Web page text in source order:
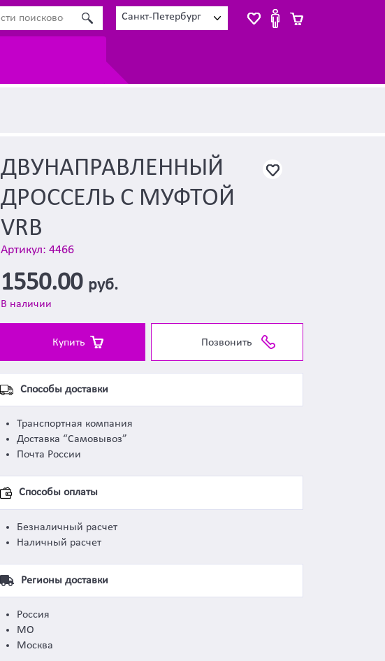
Санкт-Петербург
ДВУНАПРАВЛЕННЫЙ
ДРОССЕЛЬ С МУФТОЙ
VRB
Артикул: 4466
1550.00 руб.
В наличии
Купить Позвонить
Способы доставки
Транспортная компания
Доставка “Самовывоз”
Почта России
Способы оплаты
Безналичный расчет
Наличный расчет
Регионы доставки
Россия
МО
Москва